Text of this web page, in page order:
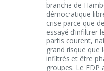
branche de
démocratique
crise parce que
essayé d’infiltrer
partis courent,
grand risque que
infiltrés et être
groupes. Le FDP